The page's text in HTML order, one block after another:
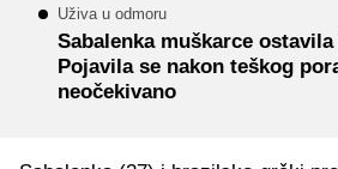
Uživa u odmoru
Sabalenka muškarce
Pojavila se nakon teškog
neočekivano